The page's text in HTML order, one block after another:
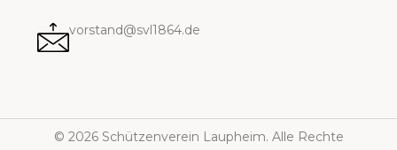
vorstand@svl1864.de
© 2026 Schützenverein Laupheim. Alle Rechte